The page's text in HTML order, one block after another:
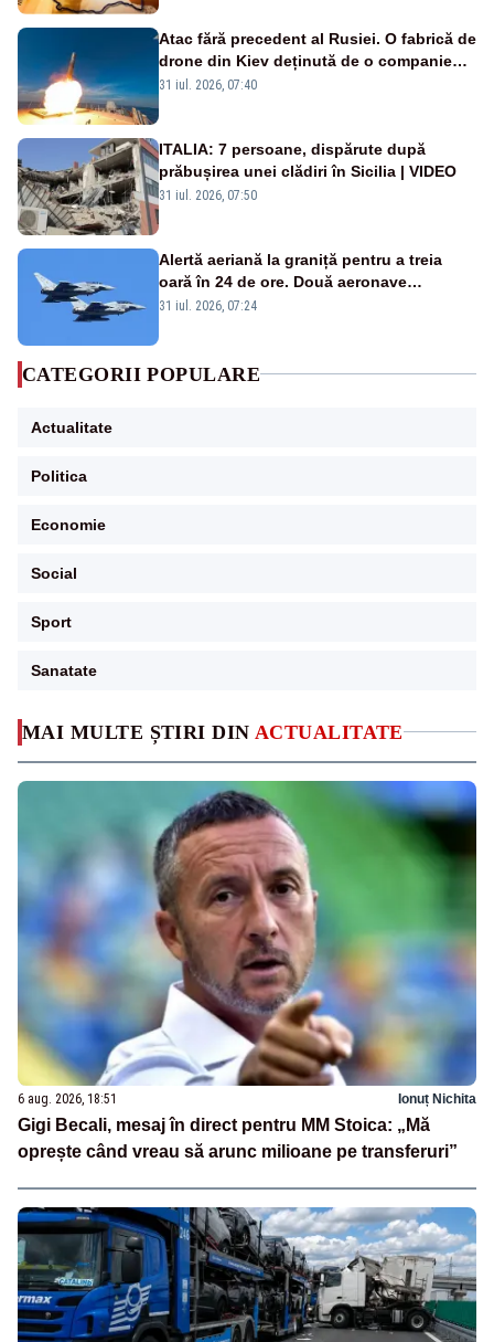
MAI MULTE ȘTIRI DIN ACTUALITATE
6 aug. 2026, 18:51 Ionuț Nichita
Gigi Becali, mesaj în direct pentru MM Stoica: „Mă
oprește când vreau să arunc milioane pe transferuri”
Atac fără precedent al Rusiei. O fabrică de
drone din Kiev deținută de o companie
americană, distrusă de o rachetă
31 iul. 2026, 07:40
ITALIA: 7 persoane, dispărute după
prăbușirea unei clădiri în Sicilia | VIDEO
31 iul. 2026, 07:50
Alertă aeriană la graniță pentru a treia
oară în 24 de ore. Două aeronave
Eurofighter britanice au fost ridicate de la
31 iul. 2026, 07:24
CATEGORII POPULARE
Actualitate
Politica
Economie
Social
Sport
Sanatate